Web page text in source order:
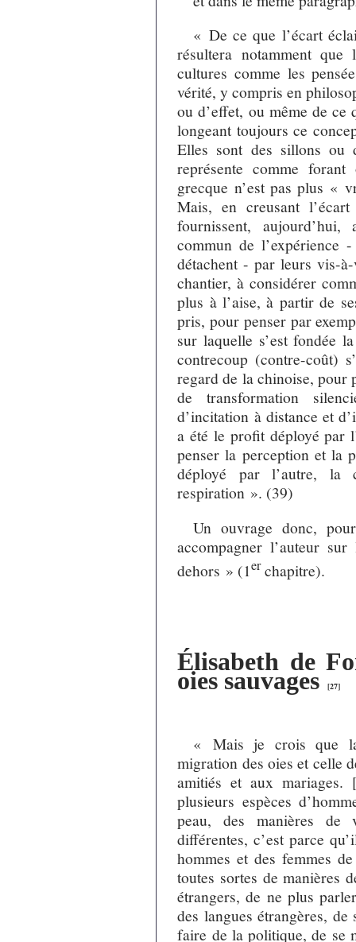
« De ce que l’écart
résultera notamment
cultures comme les
vérité, y compris en
ou d’effet, ou même de ce
longeant toujours ce
Elles sont des sillons ou
représente comme
grecque n’est pas plus «
Mais, en creusant
fournissent,
commun de
détachent - par leurs vis-
chantier, à considérer
plus à l’aise, à partir de
pris, pour penser par
sur laquelle s’est fondée
contrecoup (contre-coût)
regard de la chinoise, pour
de transformation
d’incitation à distance et
a été le profit déployé par
penser la perception et la
déployé par l’autre, la
respiration ». (39)
Un ouvrage donc,
accompagner l’auteur
dehors » (1erchapitre).
Élisabeth de
oies sauvages [27]
« Mais je crois que
migration des oies et celle
amitiés et aux mariages.
plusieurs espèces
peau, des manières de
différentes, c’est parce
hommes et des femmes
toutes sortes de manières
étrangers, de ne plus
des langues étrangères,
faire de la politique, de se